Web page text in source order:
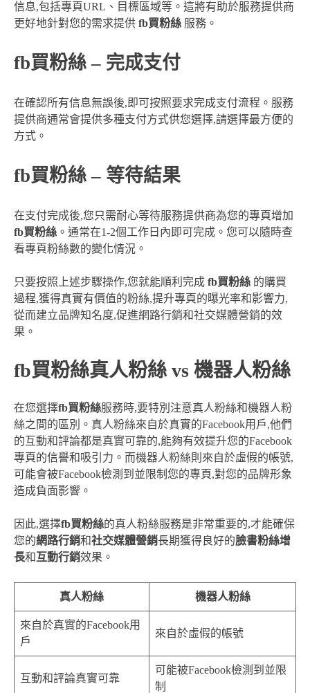
信息,包括專頁URL、目標區域等。這將有助於服務提供商
更好地針對您的需求提供 fb買粉絲 服務。
fb買粉絲 – 完成支付
在確認所有信息無誤後,即可按照要求完成支付流程。服務
提供商通常會提供多種支付方式供您選擇,請選擇最方便的
方式。
fb買粉絲 – 等待結果
在支付完成後,您只需耐心等待服務提供商為您的專頁增加
fb買粉絲 。通常在1-2個工作日內即可完成。您可以隨時查
看專頁粉絲數的變化情況。
只要按照上述步驟操作,您就能順利完成 fb買粉絲 的購買
過程,獲得真實有價值的粉絲,提升專頁的曝光率和影響力,
從而建立品牌知名度,促進網路行銷和社交媒體營銷的效
果。
fb買粉絲真人粉絲 vs 機器人粉絲
在您選擇fb買粉絲服務時,要特別注意真人粉絲和機器人粉
絲之間的區別。真人粉絲來自於真實的Facebook用戶,他們
的互動和評論都是真實可靠的,能夠有效提升您的Facebook
專頁的信譽和吸引力。而機器人粉絲則來自於虛假的帳號,
可能會被Facebook檢測到並限制您的專頁,對您的品牌形象
造成負面影響。
因此,選擇fb買粉絲的真人粉絲服務是非常重要的,才能確保
您的網路行銷和社交媒體營銷長期獲得良好的臉書粉絲增
長和 互動行銷效果。
真人粉絲 機器人粉絲
來自於真實的Facebook用
戶
來自於虛假的帳號
互動和評論真實可靠
可能被Facebook檢測到並限
制